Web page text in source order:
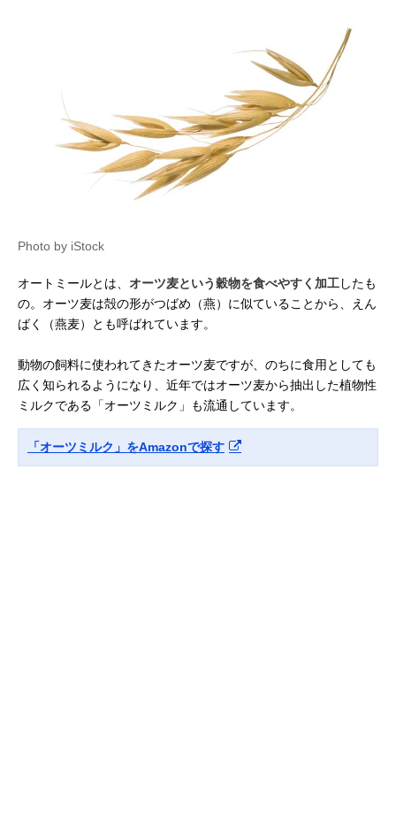
Photo by iStock
オートミールとは、 オーツ麦という穀物を食べやすく加工したも
の。オーツ麦は殻の形がつばめ（燕）に似ていることから、えん
ばく（燕麦）とも呼ばれています。
動物の飼料に使われてきたオーツ麦ですが、のちに食用としても
広く知られるようになり、近年ではオーツ麦から抽出した植物性
ミルクである「オーツミルク」も流通しています。
「オーツミルク」をAmazonで探す